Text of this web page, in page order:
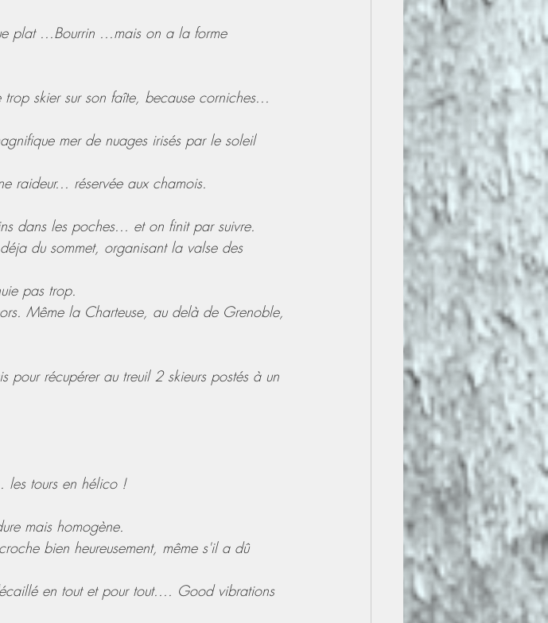
plat ...Bourrin ...mais on a la forme
skier sur son faîte, because corniches...
mer de nuages irisés par le soleil
raideur... réservée aux chamois.
dans les poches... et on finit par suivre.
du sommet, organisant la valse des
pas trop.
Même la Charteuse, au delà de Grenoble,
pour récupérer au treuil 2 skieurs postés à un
les tours en hélico !
mais homogène.
bien heureusement, même s'il a dû
en tout et pour tout.... Good vibrations